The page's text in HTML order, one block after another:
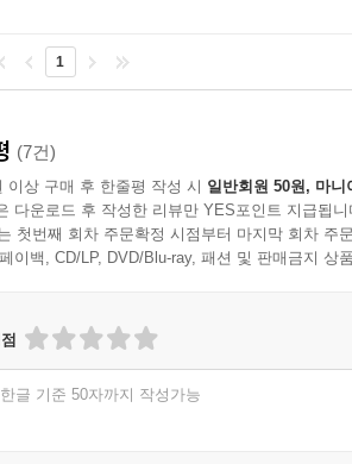
1
(7건)
이상 구매 후 한줄평 작성 시 일반회원 50원, 마니
다운로드 후 작성한 리뷰만 YES포인트 지급됩니
첫번째 회차 주문확정 시점부터 마지막 회차 주
이백, CD/LP, DVD/Blu-ray, 패션 및 판매금지 상
한글 기준 50자까지 작성가능